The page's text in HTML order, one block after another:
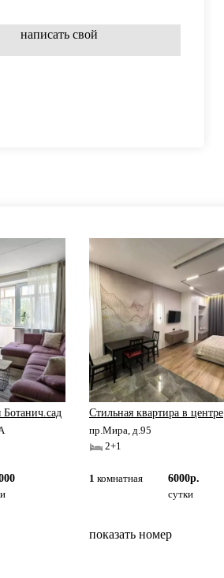
написать свой
Стильная квартира в центре
пр.Мира, д.95
2+1
1 комнатная
6000р.
сутки
показать номер